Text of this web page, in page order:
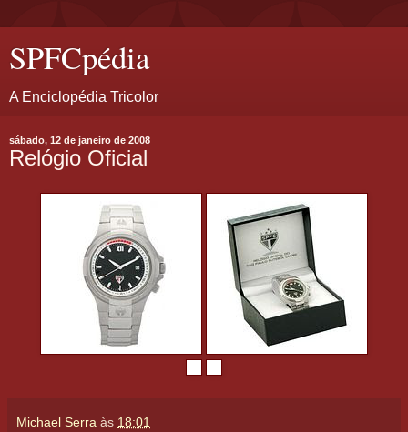
SPFCpédia
A Enciclopédia Tricolor
sábado, 12 de janeiro de 2008
Relógio Oficial
Michael Serra às 18:01